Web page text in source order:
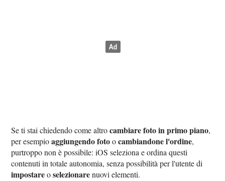
Se ti stai chiedendo come altrocambiare foto in primo piano,
per esempioaggiungendo fotoocambiandone l'ordine,
purtroppo non è possibile: iOS seleziona e ordina questi
contenuti in totale autonomia, senza possibilità per l'utente di
impostareoselezionarenuovi elementi.